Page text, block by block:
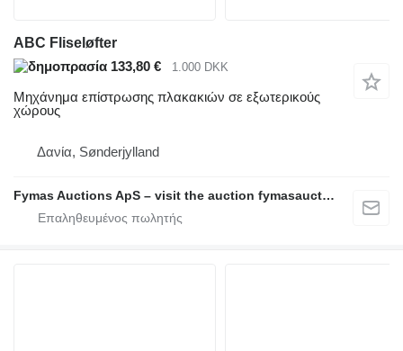
ABC Fliseløfter
133,80 €
1.000 DKK
Μηχάνημα επίστρωσης πλακακιών σε εξωτερικούς
χώρους
Δανία, Sønderjylland
Fymas Auctions ApS – visit the auction fymasauctions.dk